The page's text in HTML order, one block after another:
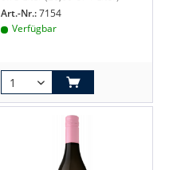
Art.-Nr.:7154
Verfügbar